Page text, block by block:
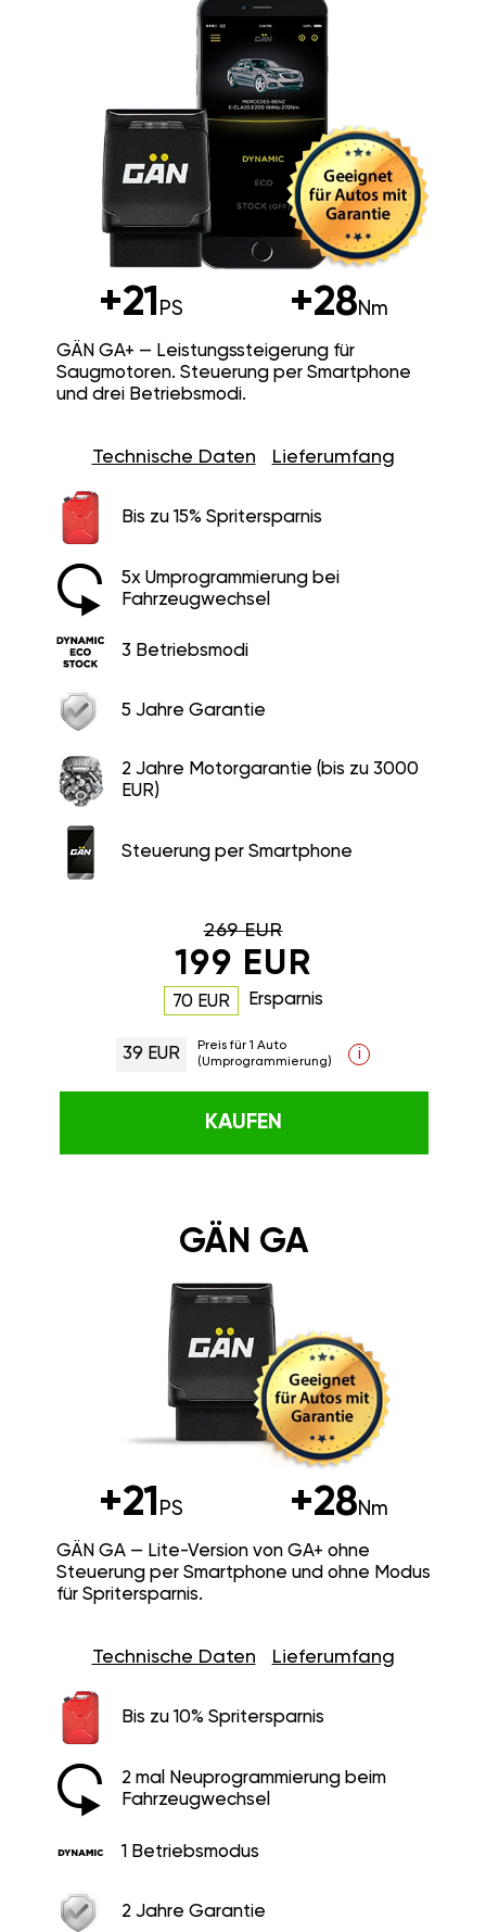
+21 PS +28Nm
GÄN GA+ — Leistungssteigerung für
Saugmotoren. Steuerung per Smartphone
und drei Betriebsmodi.
Technische Daten Lieferumfang
Bis zu 15% Spritersparnis
5x Umprogrammierung bei
Fahrzeugwechsel
3 Betriebsmodi
5 Jahre Garantie
2 Jahre Motorgarantie (bis zu 3000
EUR)
Steuerung per Smartphone
269 EUR
199 EUR
70 EUR Ersparnis
39 EUR
Preis für 1 Auto
(Umprogrammierung)
i
KAUFEN
GÄN GA
+21 PS +28Nm
GÄN GA — Lite-Version von GA+ ohne
Steuerung per Smartphone und ohne Modus
für Spritersparnis.
Technische Daten Lieferumfang
Bis zu 10% Spritersparnis
2 mal Neuprogrammierung beim
Fahrzeugwechsel
1 Betriebsmodus
2 Jahre Garantie